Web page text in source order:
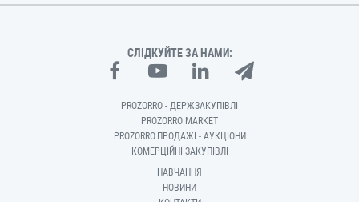
СЛІДКУЙТЕ ЗА НАМИ:
PROZORRO - ДЕРЖЗАКУПІВЛІ
PROZORRO MARKET
PROZORRO.ПРОДАЖІ - АУКЦІОНИ
КОМЕРЦІЙНІ ЗАКУПІВЛІ
НАВЧАННЯ
НОВИНИ